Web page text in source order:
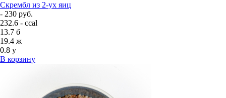
Скрембл из 2-ух яиц
- 230 руб.
232.6 - ccal
13.7 б
19.4 ж
0.8 у
В корзину